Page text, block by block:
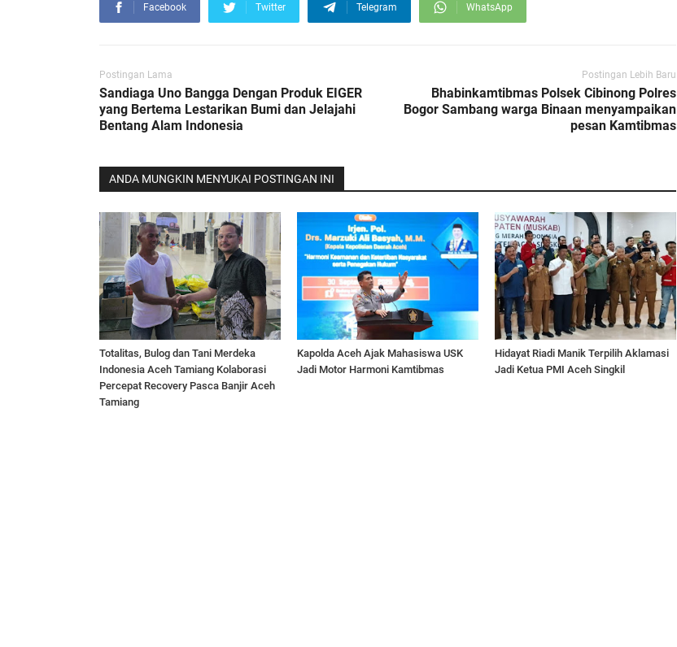
Facebook Twitter Telegram WhatsApp
Postingan Lama
Sandiaga Uno Bangga Dengan Produk EIGER
yang Bertema Lestarikan Bumi dan Jelajahi
Bentang Alam Indonesia
Postingan Lebih Baru
Bhabinkamtibmas Polsek Cibinong Polres
Bogor Sambang warga Binaan menyampaikan
pesan Kamtibmas
ANDA MUNGKIN MENYUKAI POSTINGAN INI
Totalitas, Bulog dan Tani Merdeka
Indonesia Aceh Tamiang Kolaborasi
Percepat Recovery Pasca Banjir Aceh
Tamiang
Kapolda Aceh Ajak Mahasiswa USK
Jadi Motor Harmoni Kamtibmas
Hidayat Riadi Manik Terpilih Aklamasi
Jadi Ketua PMI Aceh Singkil